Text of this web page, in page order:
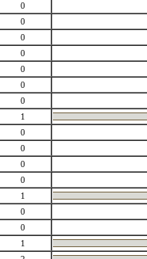
0
0
0
0
0
0
0
1
0
0
0
0
1
0
0
1